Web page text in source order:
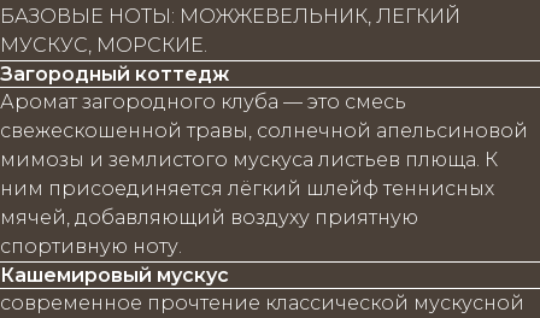
БАЗОВЫЕ НОТЫ: МОЖЖЕВЕЛЬНИК, ЛЕГКИЙ
МУСКУС, МОРСКИЕ.
Загородный коттедж
Аромат загородного клуба — это смесь
свежескошенной травы, солнечной апельсиновой
мимозы и землистого мускуса листьев плюща. К
ним присоединяется лёгкий шлейф теннисных
мячей, добавляющий воздуху приятную
спортивную ноту.
Кашемировый мускус
современное прочтение классической мускусной